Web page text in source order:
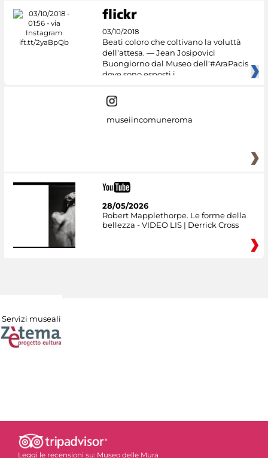
03/10/2018
Beati coloro che coltivano la voluttà
dell'attesa. — Jean Josipovici
Buongiorno dal Museo dell'#AraPacis
dove sono esposti i
museiincomuneroma
28/05/2026
Robert Mapplethorpe. Le forme della
bellezza - VIDEO LIS | Derrick Cross
Servizi museali
Leggi le recensioni su: Museo delle Mura